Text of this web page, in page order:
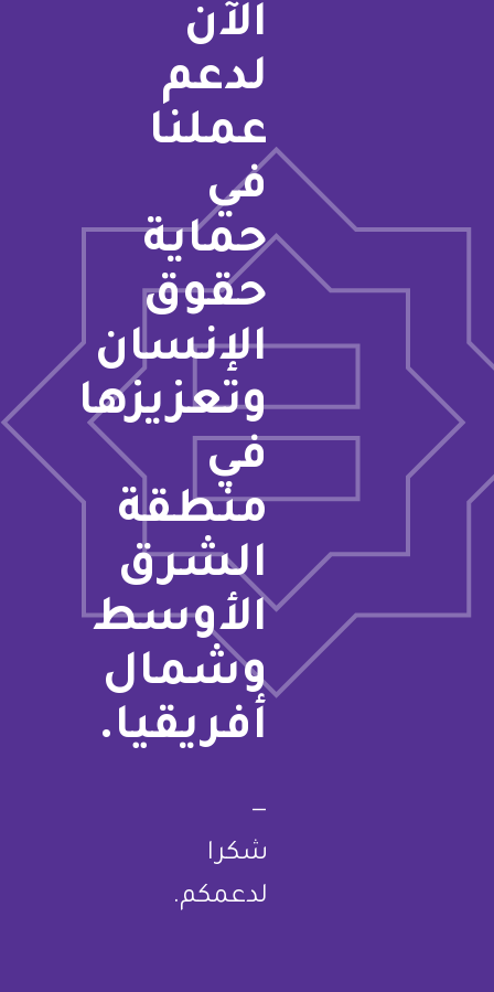
الآن
لدعم
عملنا
في
حماية
حقوق
الإنسان
وتعزيزها
في
منطقة
الشرق
الأوسط
وشمال
أفريقيا.
—
شكرا
لدعمكم.